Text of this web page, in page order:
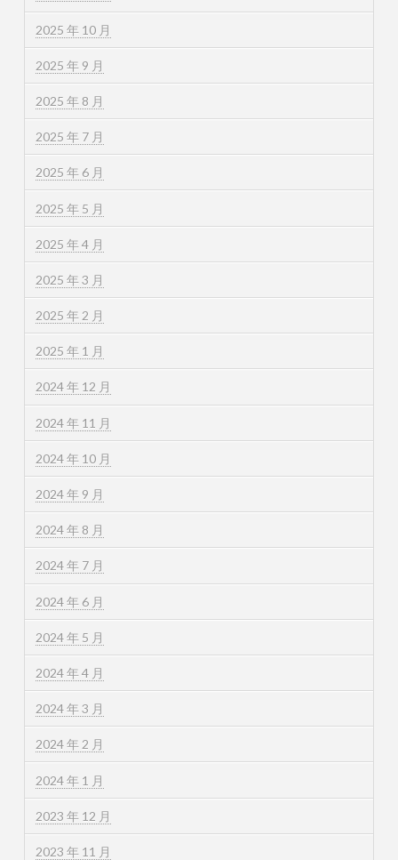
2025 年 10 月
2025 年 9 月
2025 年 8 月
2025 年 7 月
2025 年 6 月
2025 年 5 月
2025 年 4 月
2025 年 3 月
2025 年 2 月
2025 年 1 月
2024 年 12 月
2024 年 11 月
2024 年 10 月
2024 年 9 月
2024 年 8 月
2024 年 7 月
2024 年 6 月
2024 年 5 月
2024 年 4 月
2024 年 3 月
2024 年 2 月
2024 年 1 月
2023 年 12 月
2023 年 11 月